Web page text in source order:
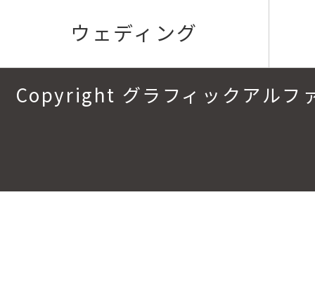
ウェディング
Copyright グラフィックアル